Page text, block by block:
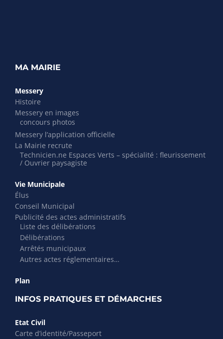
MA MAIRIE
Messery
Histoire
Messery en images
concours photos
Messery l’application officielle
La Mairie recrute
Technicien.ne Espaces Verts – spécialité : fleurissement
/ Ouvrier paysagiste
Vie Municipale
Élus
Conseil Municipal
Publicité des actes administratifs
Liste des délibérations
Délibérations
Arrêtés municipaux
Autres actes réglementaires…
Plan
INFOS PRATIQUES ET DÉMARCHES
Etat Civil
Carte d’identité/Passeport